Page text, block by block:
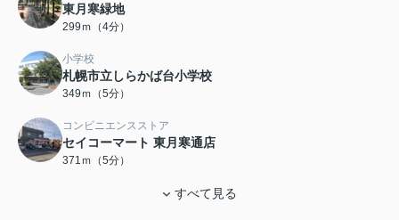
東月寒緑地
299ｍ（4分）
小学校
札幌市立しらかば台小学校
349ｍ（5分）
コンビニエンスストア
セイコーマート 東月寒通店
371ｍ（5分）
すべて見る